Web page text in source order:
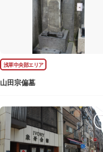
浅草中央部エリア
山田宗偏墓